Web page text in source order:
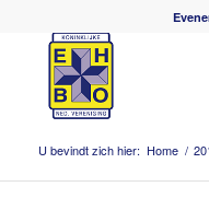
U bevindt zich hier: Home /